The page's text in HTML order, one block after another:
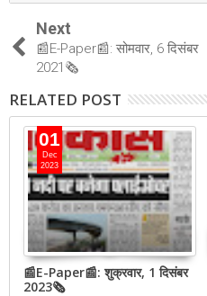
Next
📰E-Paper📰: सोमवार, 6 दिसंबर
2021🗞
RELATED POST
01
Dec
2023
📰E-Paper📰: शुक्रवार, 1 दिसंबर
2023🗞